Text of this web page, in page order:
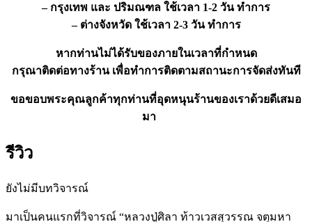
– กรุงเทพ และ ปริมณฑล ใช้เวลา 1-2 วัน ทำการ
– ต่างจังหวัด ใช้เวลา 2-3 วัน ทำการ
หากท่านไม่ได้รับของภายในเวลาที่กำหนด
กรุณาติดต่อทางร้าน เพื่อทำการติดตามสถานะการจัดส่งทันที
ขอขอบพระคุณลูกค้าทุกท่านที่อุดหนุนร้านของเราด้วยดีเสมอ
มา
รีวิว
ยังไม่มีบทวิจารณ์
มาเป็นคนแรกที่วิจารณ์ “หลวงปู่ศิลา ท้าวเวสสุวรรณ จตุมหา